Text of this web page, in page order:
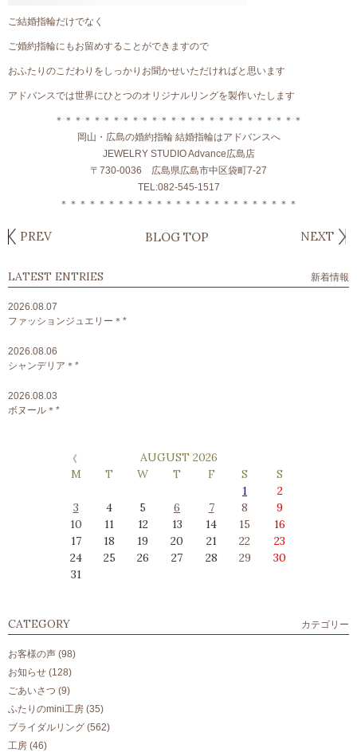
ご結婚指輪だけでなく
ご婚約指輪にもお留めすることができますので
おふたりのこだわりをしっかりお聞かせいただければと思います
アドバンスでは世界にひとつのオリジナルリングを製作いたします
＊＊＊＊＊＊＊＊＊＊＊＊＊＊＊＊＊＊＊＊＊＊＊＊＊＊
岡山・広島の婚約指輪 結婚指輪はアドバンスへ
JEWELRY STUDIO Advance広島店
〒730-0036 広島県広島市中区袋町7-27
TEL:082-545-1517
＊＊＊＊＊＊＊＊＊＊＊＊＊＊＊＊＊＊＊＊＊＊＊＊＊
PREV BLOG TOP NEXT
LATEST ENTRIES 新着情報
2026.08.07
ファッションジュエリー＊*
2026.08.06
シャンデリア＊*
2026.08.03
ボヌール＊*
AUGUST 2026
M
T W T F S
S
1
2
3
4 5 6 7 8
9
10
11 12 13 14 15
16
17
18 19 20 21 22
23
24
25 26 27 28 29
30
31
CATEGORY カテゴリー
お客様の声 (98)
お知らせ (128)
ごあいさつ (9)
ふたりのmini工房 (35)
ブライダルリング (562)
工房 (46)